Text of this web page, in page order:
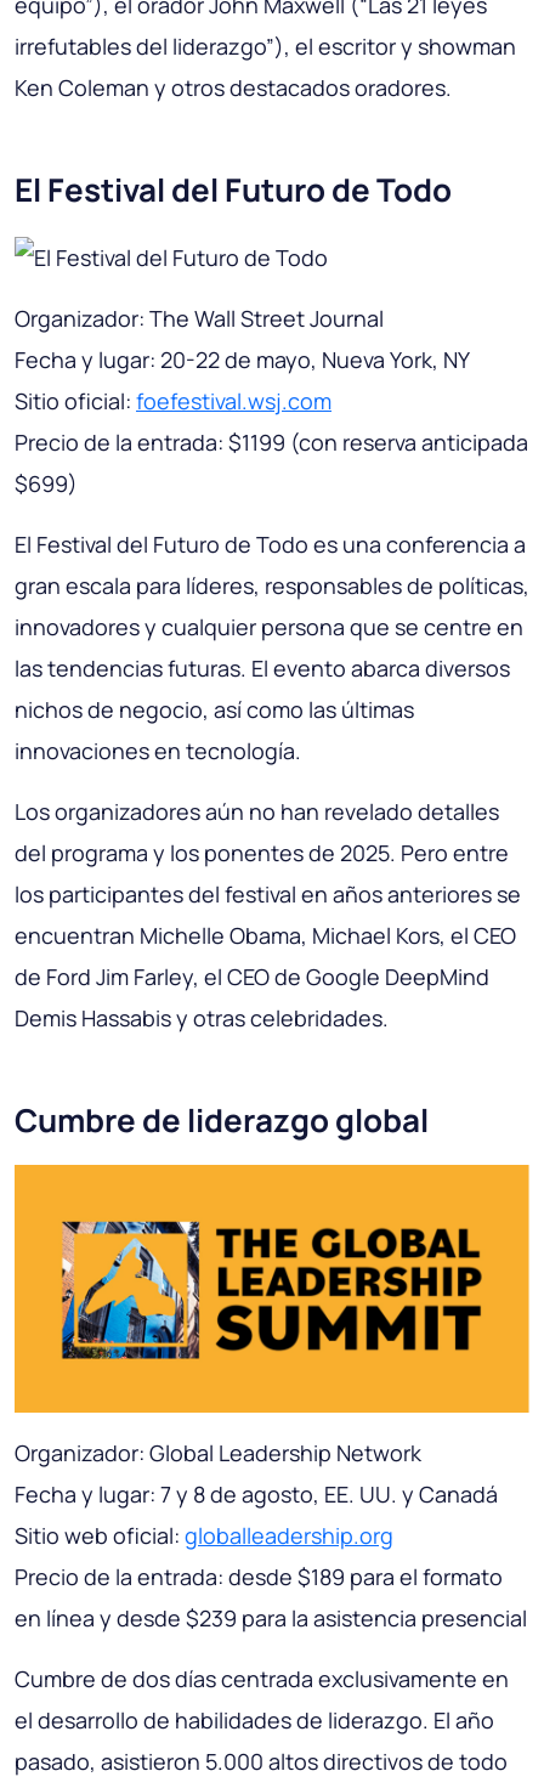
irrefutables del liderazgo”), el escritor y showman
Ken Coleman y otros destacados oradores.
El Festival del Futuro de Todo
Organizador: The Wall Street Journal
Fecha y lugar: 20-22 de mayo, Nueva York, NY
Sitio oficial: foefestival.wsj.com
Precio de la entrada: $1199 (con reserva anticipada
$699)
El Festival del Futuro de Todo es una conferencia a
gran escala para líderes, responsables de políticas,
innovadores y cualquier persona que se centre en
las tendencias futuras. El evento abarca diversos
nichos de negocio, así como las últimas
innovaciones en tecnología.
Los organizadores aún no han revelado detalles
del programa y los ponentes de 2025. Pero entre
los participantes del festival en años anteriores se
encuentran Michelle Obama, Michael Kors, el CEO
de Ford Jim Farley, el CEO de Google DeepMind
Demis Hassabis y otras celebridades.
Cumbre de liderazgo global
Organizador: Global Leadership Network
Fecha y lugar: 7 y 8 de agosto, EE. UU. y Canadá
Sitio web oficial: globalleadership.org
Precio de la entrada: desde $189 para el formato
en línea y desde $239 para la asistencia presencial
Cumbre de dos días centrada exclusivamente en
el desarrollo de habilidades de liderazgo. El año
pasado, asistieron 5.000 altos directivos de todo